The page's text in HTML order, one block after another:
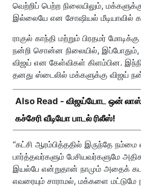
வெற்றிப் பெற்ற நிலையிலும்,
இல்லையே என சோஷியல் மீடியாவில்
ராகுல் காந்தி மற்றும் பிரதமர்
நன்றி சொன்ன நிலையில், இப்போதும்,
விஜய் என கேள்விகள் கிளம்பின.
தனது ஸ்டைலில் மக்களுக்கு விஜய்
Also Read - விஜய்யோட ஒன்
கச்சேரி வீடியோ பாடல் ரிலீஸ்!
“கட்சி ஆரம்பித்ததில் இருந்தே
பார்த்தவர்களும் பேசியவர்களுமே
இயல்பே என்றுதான் நாமும் அதைக்
எவரையும் சாராமல், மக்களை மட்டுமே